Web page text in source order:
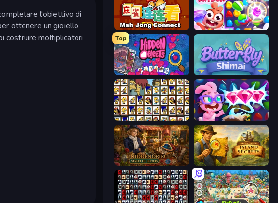
l'obiettivo di
ottenere un gioiello
costruire moltiplicatori
Mahjong Connect (Legacy) Skydom
Top
Hidden Objects Butterfly Shimai
Tiles of the Simpsons Skydom: Reforged
Hidden Object: Street Of Secrets Hidden Objects: Island Secrets